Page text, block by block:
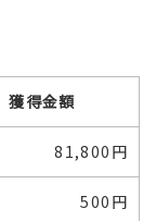
獲得金額
81,800円
500円